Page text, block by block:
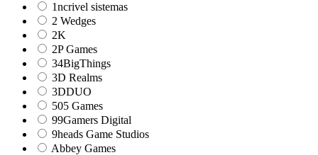
1ncrivel sistemas
2 Wedges
2K
2P Games
34BigThings
3D Realms
3DDUO
505 Games
99Gamers Digital
9heads Game Studios
Abbey Games